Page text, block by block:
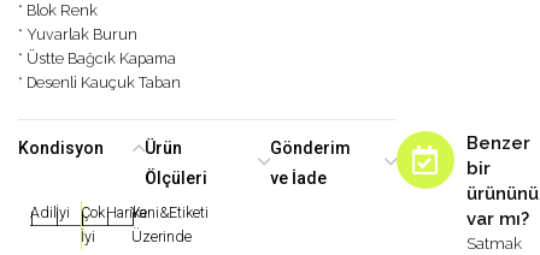
* Blok Renk
* Yuvarlak Burun
* Üstte Bağcık Kapama
* Desenli Kauçuk Taban
Kondisyon
|Adil|İyi |Çok
İyi
|Harika
|Yeni&Etiketi
Üzerinde
Ürün
Ölçüleri
Gönderim
ve İade
Benzer
bir
var mı?
Satmak